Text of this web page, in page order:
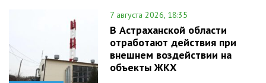
7 августа 2026, 18:35
В Астраханской области
отработают действия при
внешнем воздействии на
объекты ЖКХ